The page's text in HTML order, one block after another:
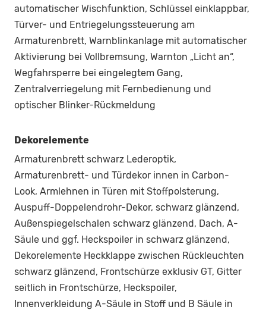
automatischer Wischfunktion, Schlüssel einklappbar,
Türver- und Entriegelungssteuerung am
Armaturenbrett, Warnblinkanlage mit automatischer
Aktivierung bei Vollbremsung, Warnton „Licht an“,
Wegfahrsperre bei eingelegtem Gang,
Zentralverriegelung mit Fernbedienung und
optischer Blinker-Rückmeldung
Dekorelemente
Armaturenbrett schwarz Lederoptik,
Armaturenbrett- und Türdekor innen in Carbon-
Look, Armlehnen in Türen mit Stoffpolsterung,
Auspuff-Doppelendrohr-Dekor, schwarz glänzend,
Außenspiegelschalen schwarz glänzend, Dach, A-
Säule und ggf. Heckspoiler in schwarz glänzend,
Dekorelemente Heckklappe zwischen Rückleuchten
schwarz glänzend, Frontschürze exklusiv GT, Gitter
seitlich in Frontschürze, Heckspoiler,
Innenverkleidung A-Säule in Stoff und B Säule in